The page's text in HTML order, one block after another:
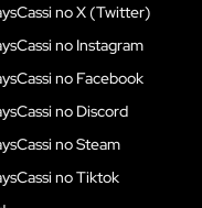
no X (Twitter)
no Instagram
no Facebook
no Discord
no Steam
no Tiktok